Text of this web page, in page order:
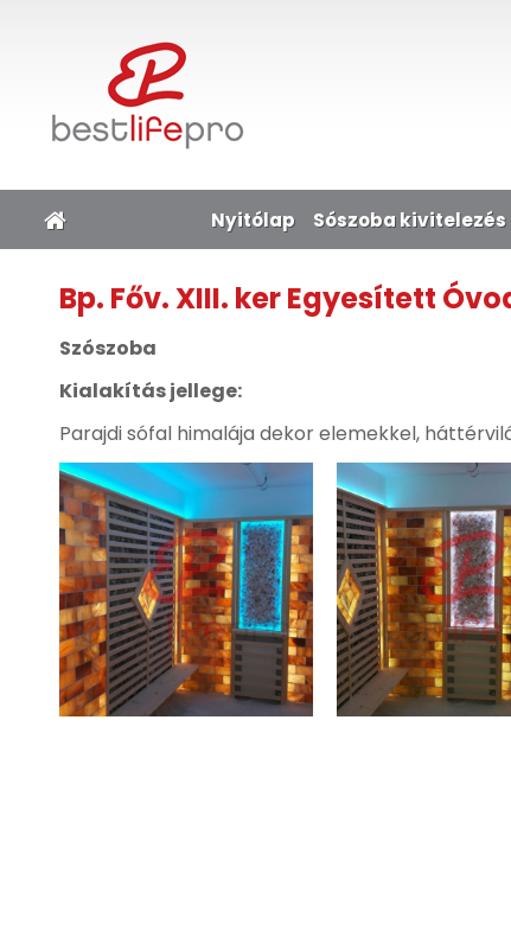
Nyitólap Sószoba kivitelezés
Bp. Főv. XIII. ker Egyesített
Szószoba
Kialakítás jellege:
Parajdi sófal himalája dekor elemekkel,